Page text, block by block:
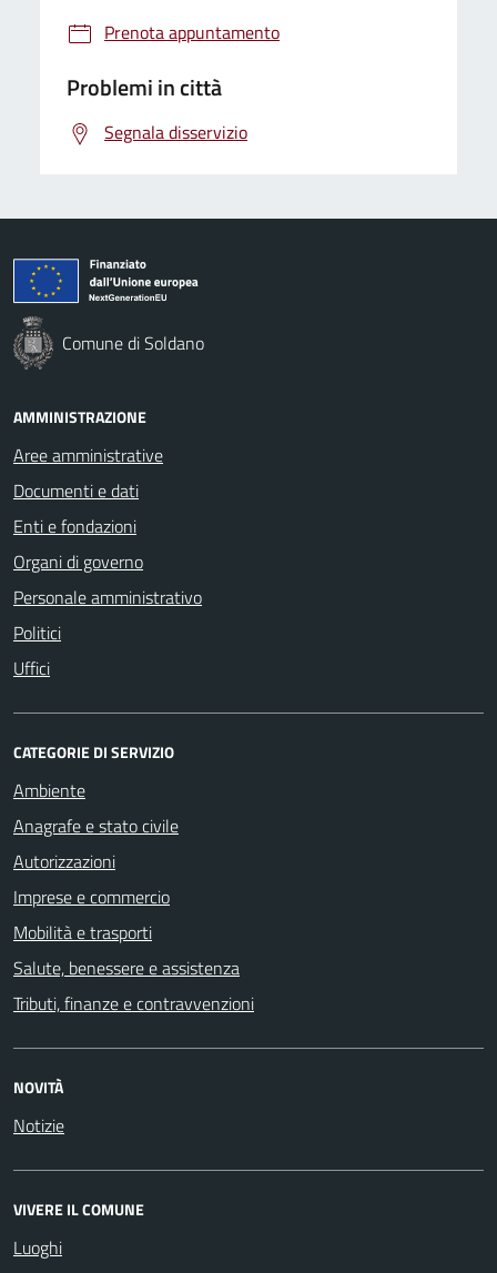
Prenota appuntamento
Problemi in città
Segnala disservizio
Comune di Soldano
AMMINISTRAZIONE
Aree amministrative
Documenti e dati
Enti e fondazioni
Organi di governo
Personale amministrativo
Politici
Uffici
CATEGORIE DI SERVIZIO
Ambiente
Anagrafe e stato civile
Autorizzazioni
Imprese e commercio
Mobilità e trasporti
Salute, benessere e assistenza
Tributi, finanze e contravvenzioni
NOVITÀ
Notizie
VIVERE IL COMUNE
Luoghi